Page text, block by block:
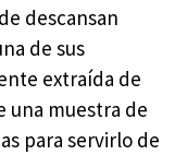
descansan
de sus
extraída de
una muestra de
para servirlo de